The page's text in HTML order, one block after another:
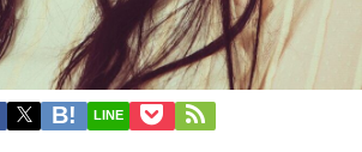
LINE